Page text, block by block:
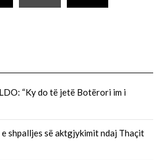
“Ky do të jetë Botërori im i
shpalljes së aktgjykimit ndaj Thaçit